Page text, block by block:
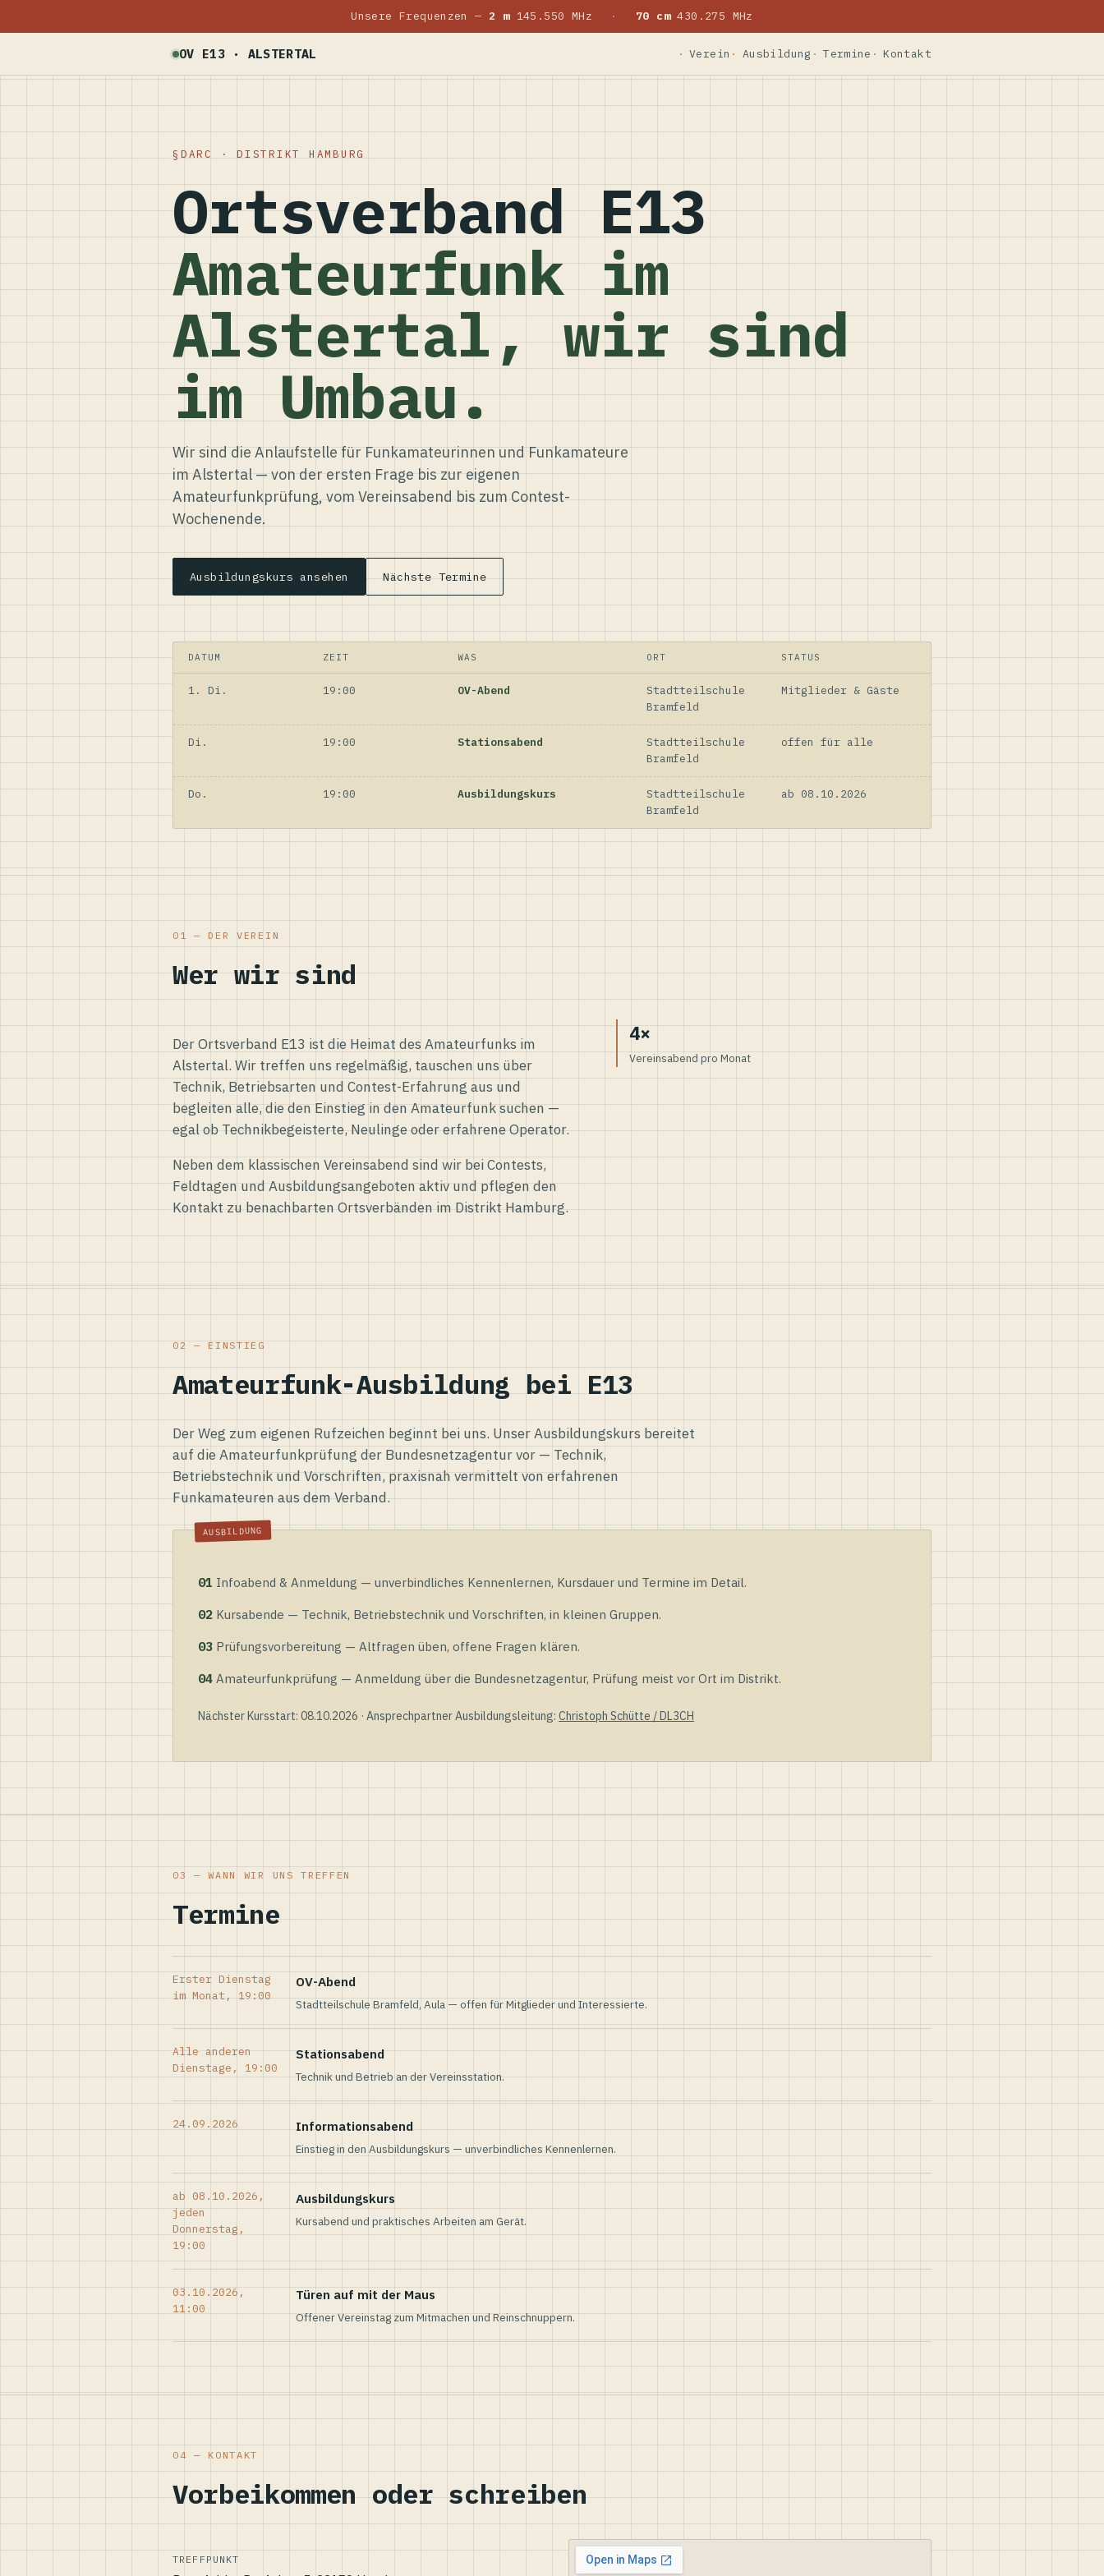
Unsere Frequenzen — 2 m145.550 MHz · 70 cm430.275 MHz
OV E13 · ALSTERTAL Verein Ausbildung Termine Kontakt
DARC · DISTRIKT HAMBURG
Ortsverband E13
Amateurfunk im
Alstertal, wir sind
im Umbau.
Wir sind die Anlaufstelle für Funkamateurinnen und Funkamateure
im Alstertal — von der ersten Frage bis zur eigenen
Amateurfunkprüfung, vom Vereinsabend bis zum Contest-
Wochenende.
Ausbildungskurs ansehen Nächste Termine
DATUM ZEIT WAS ORT STATUS
1. Di. 19:00 OV-Abend
Stadtteilschule
Bramfeld
Mitglieder & Gäste
Di. 19:00 Stationsabend
Stadtteilschule
Bramfeld
offen für alle
Do. 19:00 Ausbildungskurs
Stadtteilschule
Bramfeld
ab 08.10.2026
01 — DER VEREIN
Wer wir sind
Der Ortsverband E13 ist die Heimat des Amateurfunks im
Alstertal. Wir treffen uns regelmäßig, tauschen uns über
Technik, Betriebsarten und Contest-Erfahrung aus und
begleiten alle, die den Einstieg in den Amateurfunk suchen —
egal ob Technikbegeisterte, Neulinge oder erfahrene Operator.
Neben dem klassischen Vereinsabend sind wir bei Contests,
Feldtagen und Ausbildungsangeboten aktiv und pflegen den
Kontakt zu benachbarten Ortsverbänden im Distrikt Hamburg.
4×
Vereinsabend pro Monat
02 — EINSTIEG
Amateurfunk-Ausbildung bei E13
Der Weg zum eigenen Rufzeichen beginnt bei uns. Unser Ausbildungskurs bereitet
auf die Amateurfunkprüfung der Bundesnetzagentur vor — Technik,
Betriebstechnik und Vorschriften, praxisnah vermittelt von erfahrenen
Funkamateuren aus dem Verband.
01 Infoabend & Anmeldung — unverbindliches Kennenlernen, Kursdauer und Termine im Detail.
02 Kursabende — Technik, Betriebstechnik und Vorschriften, in kleinen Gruppen.
03 Prüfungsvorbereitung — Altfragen üben, offene Fragen klären.
04 Amateurfunkprüfung — Anmeldung über die Bundesnetzagentur, Prüfung meist vor Ort im Distrikt.
Nächster Kursstart: 08.10.2026 · Ansprechpartner Ausbildungsleitung: Christoph Schütte / DL3CH
03 — WANN WIR UNS TREFFEN
Termine
Erster Dienstag
im Monat, 19:00
OV-Abend
Stadtteilschule Bramfeld, Aula — offen für Mitglieder und Interessierte.
Alle anderen
Dienstage, 19:00
Stationsabend
Technik und Betrieb an der Vereinsstation.
24.09.2026 Informationsabend
Einstieg in den Ausbildungskurs — unverbindliches Kennenlernen.
ab 08.10.2026,
jeden
Donnerstag,
19:00
Ausbildungskurs
Kursabend und praktisches Arbeiten am Gerät.
03.10.2026,
11:00
Türen auf mit der Maus
Offener Vereinstag zum Mitmachen und Reinschnuppern.
04 — KONTAKT
Vorbeikommen oder schreiben
TREFFPUNKT